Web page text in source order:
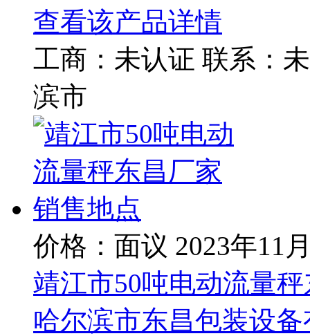
查看该产品详情
工商： 未认证 联系：
滨市
价格：面议 2023年11
靖江市50吨电动流量
哈尔滨市东昌包装设